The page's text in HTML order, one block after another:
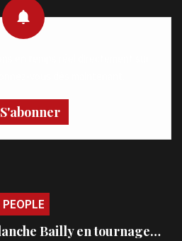
S'abonner
PEOPLE
Bailly en tournage…